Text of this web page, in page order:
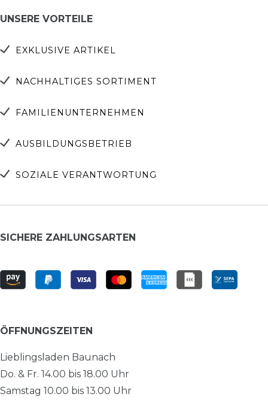
UNSERE VORTEILE
EXKLUSIVE ARTIKEL
NACHHALTIGES SORTIMENT
FAMILIENUNTERNEHMEN
AUSBILDUNGSBETRIEB
SOZIALE VERANTWORTUNG
SICHERE ZAHLUNGSARTEN
ÖFFNUNGSZEITEN
Lieblingsladen Baunach
Do. & Fr. 14.00 bis 18.00 Uhr
Samstag 10.00 bis 13.00 Uhr